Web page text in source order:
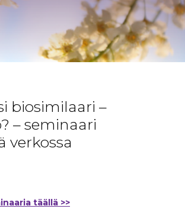
biosimilaari –
– seminaari
verkossa
täällä >>